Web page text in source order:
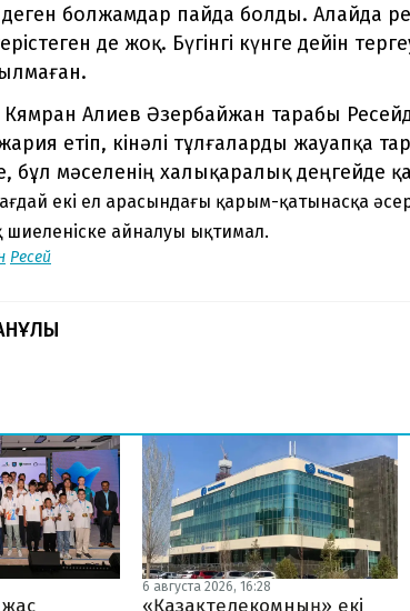
болжамдар пайда болды. Алайда
де жоқ. Бүгінгі күнге дейін
Алиев Әзербайжан тарабы
етіп, кінәлі тұлғаларды жауапқа
бұл мәселенің халықаралық деңгейде
екі ел арасындағы қарым-қатынасқа
айналуы ықтимал.
Ресей
6 августа 2026, 16:28
«Қазақтелекомның» екі